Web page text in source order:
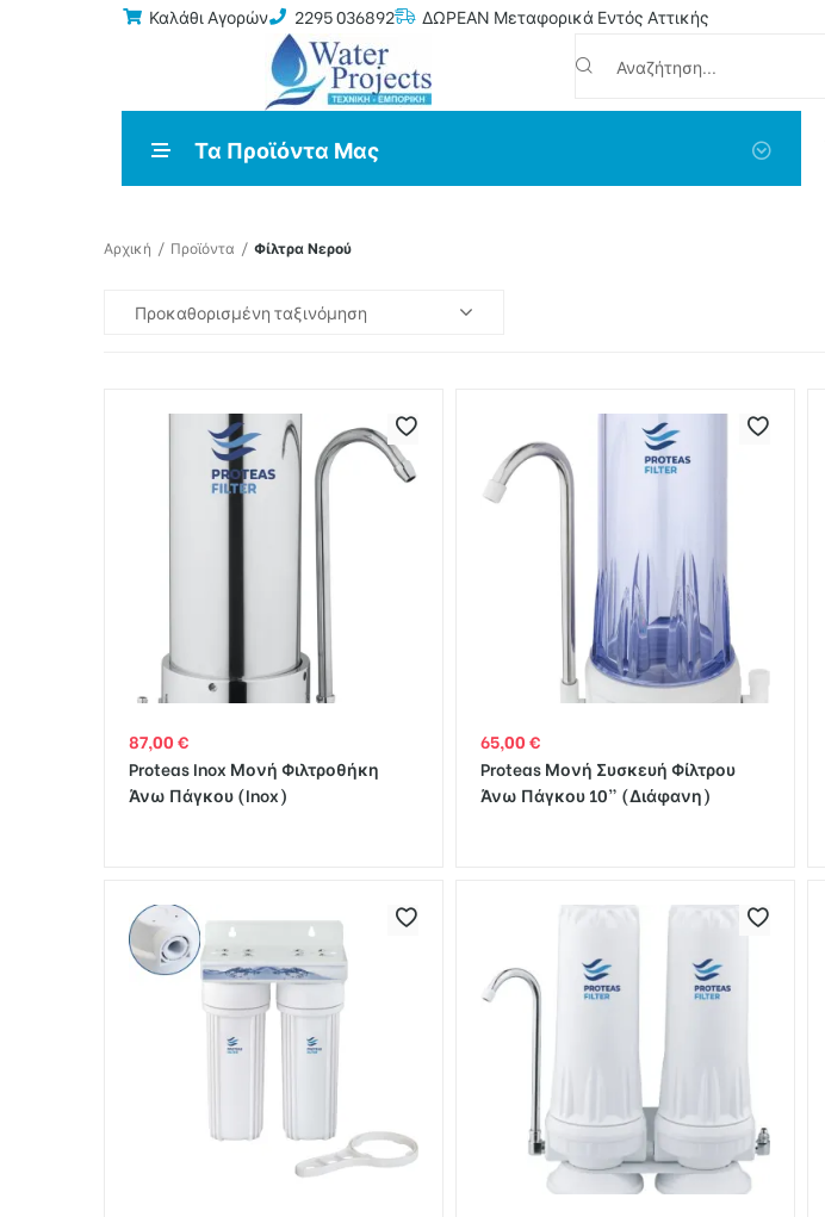
Καλάθι Αγορών 2295 036892 ΔΩΡΕΑΝ Μεταφορικά Εντός Αττικής
Τα Προϊόντα Μας
Αρχική / Προϊόντα / Φίλτρα Νερού
Προκαθορισμένη ταξινόμηση
87,00€
Proteas Inox Μονή Φιλτροθήκη
Άνω Πάγκου (Inox)
65,00€
Proteas Μονή Συσκευή Φίλτρου
Άνω Πάγκου 10” (Διάφανη)